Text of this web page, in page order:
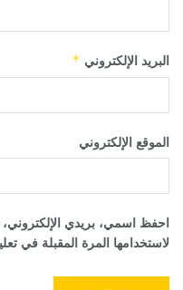
البريد الإلكتروني *
الموقع الإلكتروني
احفظ اسمي، بريدي الإلكتروني،
لاستخدامها المرة المقبلة في